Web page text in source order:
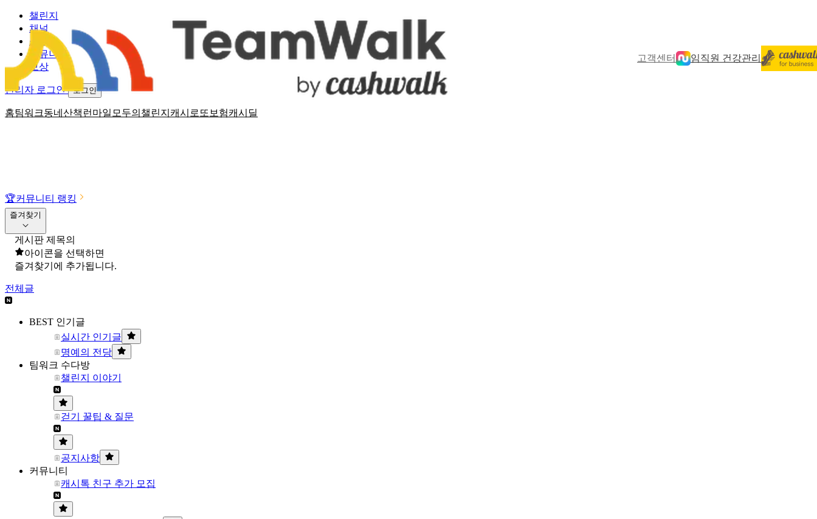
고객센터 임직원 건강관리
홈팀워크동네산책 런마일 모두의챌린지 캐시로또 보험캐시딜
챌린지
채널
소식
커뮤니티
보상
관리자 로그인 로그인
🏆커뮤니티 랭킹
즐겨찾기
게시판 제목의
아이콘을 선택하면
즐겨찾기에 추가됩니다.
전체글
BEST 인기글
실시간 인기글
명예의 전당
팀워크 수다방
챌린지 이야기
걷기 꿀팁 & 질문
공지사항
커뮤니티
캐시톡 친구 추가 모집